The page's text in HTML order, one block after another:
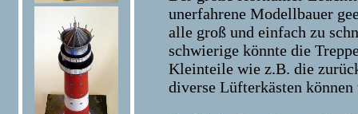
unerfahrene Modellbauer
alle groß und einfach zu
schwierige könnte die
Kleinteile wie z.B. die
diverse Lüfterkästen können